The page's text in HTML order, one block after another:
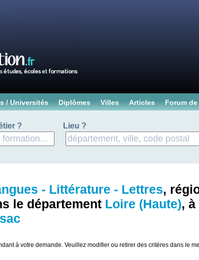
/ Universités Diplômes Villes Articles Forum
? Lieu ?
- Littérature - Lettres,
le département Loire (Haute), à
à votre demande. Veuillez modifier ou retirer des critères dans le